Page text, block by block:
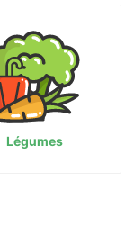
Légumes